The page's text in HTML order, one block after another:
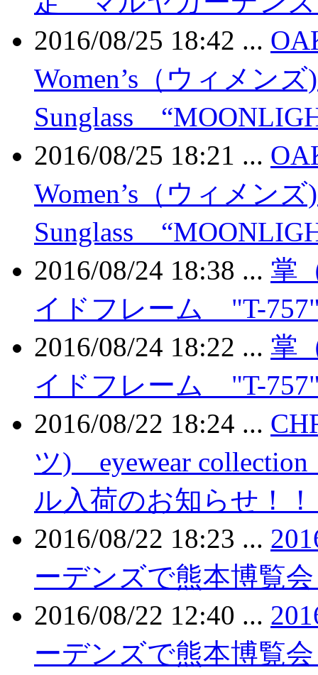
2016/08/25 18:42 ...
Women’s（ウィメン
Sunglass
2016/08/25 18:21 ...
Women’s（ウィメン
Sunglass
2016/08/24 18:38 ... 掌
イドフレーム "T-
2016/08/24 18:22 ... 掌
イドフレーム "T-
2016/08/22 18:24 ...
ツ) eyewear
ル入荷のお知らせ！
2016/08/22 18:23 ...
ーデンズで熊本博覧
2016/08/22 12:40 ...
ーデンズで熊本博覧